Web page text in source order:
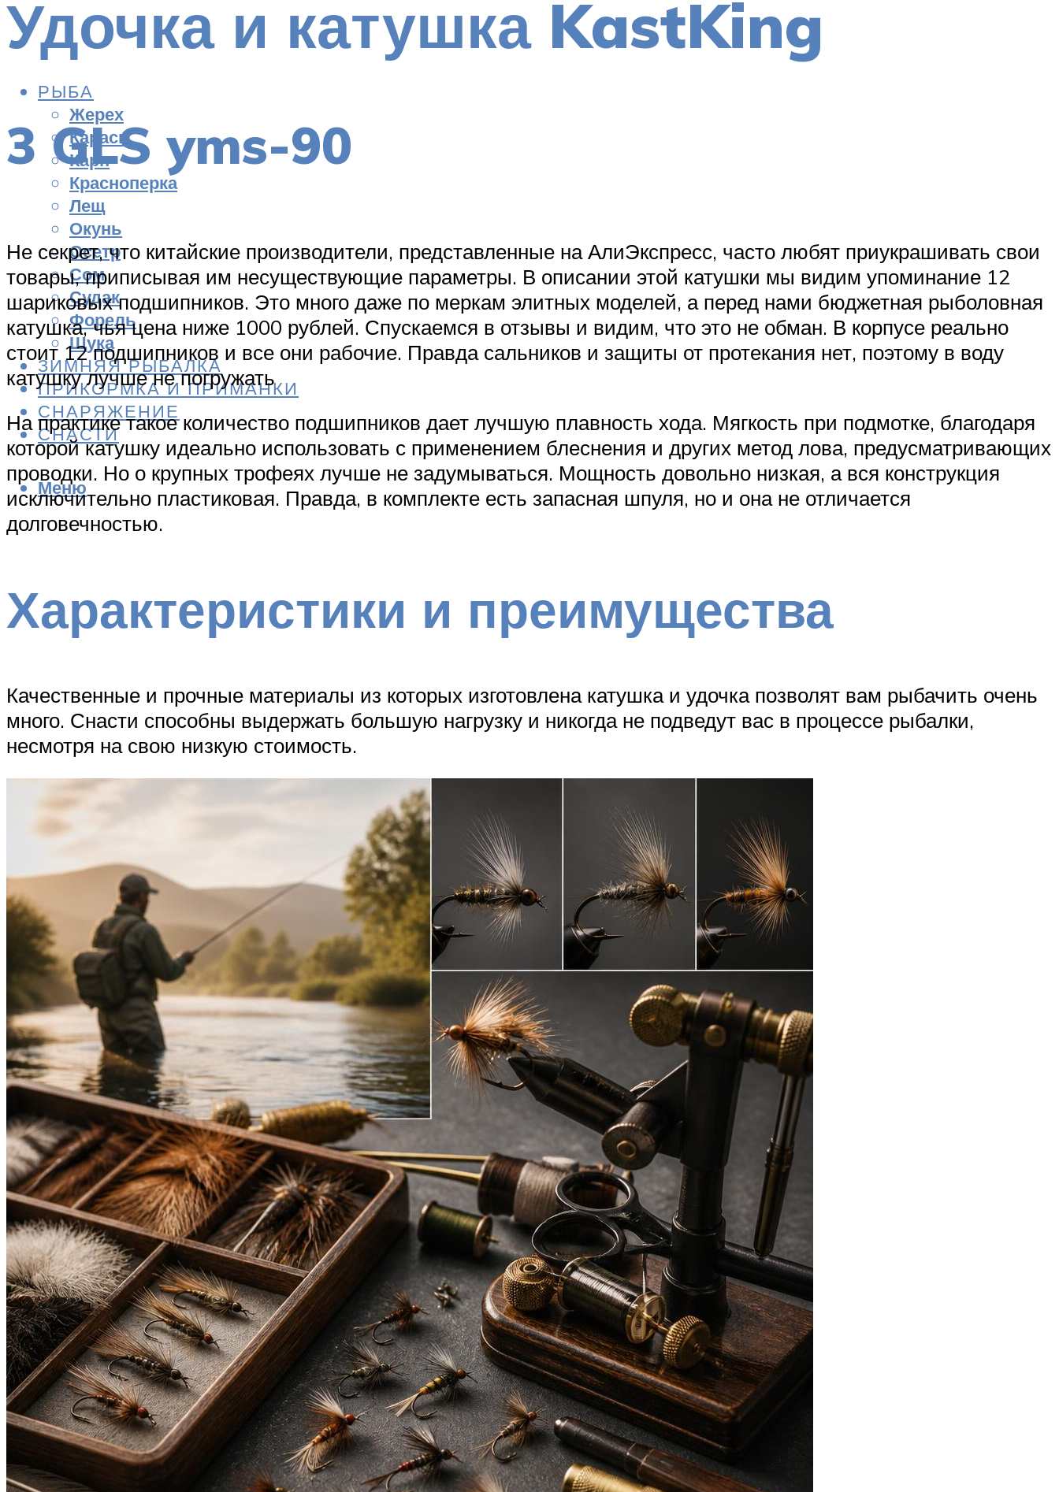
РЫБА
Жерех
Карась
Карп
Красноперка
Лещ
Окунь
Осетр
Сом
Судак
Форель
Щука
ЗИМНЯЯ РЫБАЛКА
ПРИКОРМКА И ПРИМАНКИ
СНАРЯЖЕНИЕ
СНАСТИ
Меню
Удочка и катушка KastKing
3 GLS yms-90
Не секрет, что китайские производители, представленные на АлиЭкспресс, часто любят приукрашивать свои
товары, приписывая им несуществующие параметры. В описании этой катушки мы видим упоминание 12
шариковых подшипников. Это много даже по меркам элитных моделей, а перед нами бюджетная рыболовная
катушка, чья цена ниже 1000 рублей. Спускаемся в отзывы и видим, что это не обман. В корпусе реально
стоит 12 подшипников и все они рабочие. Правда сальников и защиты от протекания нет, поэтому в воду
катушку лучше не погружать
На практике такое количество подшипников дает лучшую плавность хода. Мягкость при подмотке, благодаря
которой катушку идеально использовать с применением блеснения и других метод лова, предусматривающих
проводки. Но о крупных трофеях лучше не задумываться. Мощность довольно низкая, а вся конструкция
исключительно пластиковая. Правда, в комплекте есть запасная шпуля, но и она не отличается
долговечностью.
Характеристики и преимущества
Качественные и прочные материалы из которых изготовлена катушка и удочка позволят вам рыбачить очень
много. Снасти способны выдержать большую нагрузку и никогда не подведут вас в процессе рыбалки,
несмотря на свою низкую стоимость.